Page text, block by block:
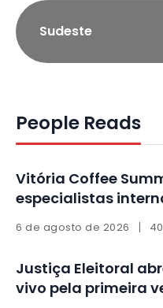
Sudeste
People Reads
Vitória Coffee
especialistas
6 de agosto de 2026
Justiça Eleitoral
vivo pela primeira